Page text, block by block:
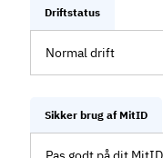
Driftstatus
Normal drift
Sikker brug af MitID